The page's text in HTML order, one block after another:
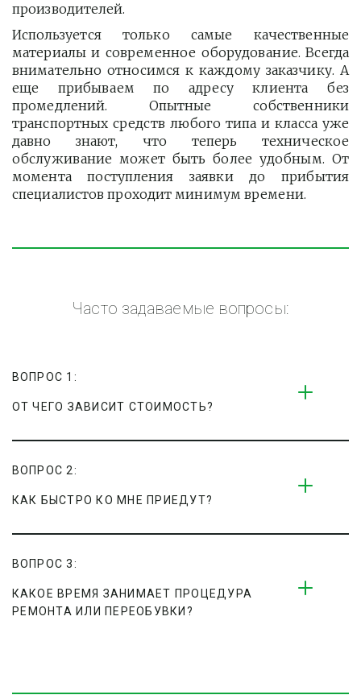
производителей.
Используется только самые качественные
материалы и современное оборудование. Всегда
внимательно относимся к каждому заказчику. А
еще прибываем по адресу клиента без
промедлений. Опытные собственники
транспортных средств любого типа и класса уже
давно знают, что теперь техническое
обслуживание может быть более удобным. От
момента поступления заявки до прибытия
специалистов проходит минимум времени.
Часто задаваемые вопросы:
ВОПРОС 1:
ОТ ЧЕГО ЗАВИСИТ СТОИМОСТЬ?
ВОПРОС 2:
КАК БЫСТРО КО МНЕ ПРИЕДУТ?
ВОПРОС 3:
КАКОЕ ВРЕМЯ ЗАНИМАЕТ ПРОЦЕДУРА
РЕМОНТА ИЛИ ПЕРЕОБУВКИ?